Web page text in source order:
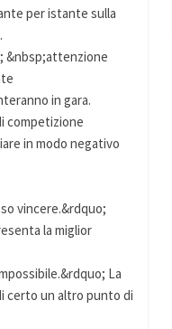
per istante sulla
&nbsp;attenzione
in gara.
competizione
in modo negativo
vincere.&rdquo;
la miglior
La
certo un altro punto di